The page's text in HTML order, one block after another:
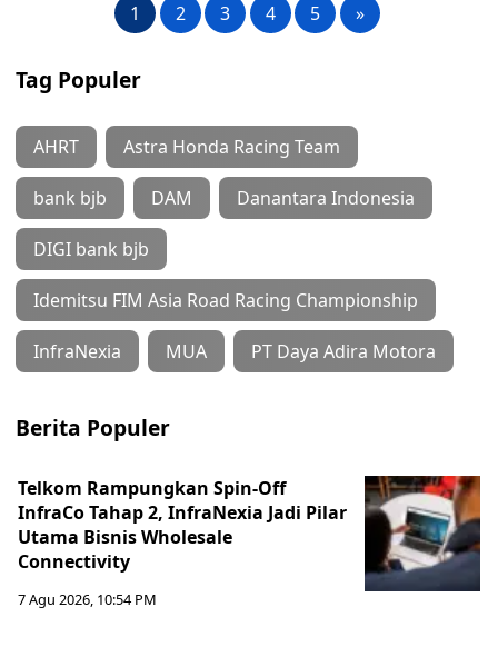
1 2 3 4 5 »
Tag Populer
AHRT Astra Honda Racing Team
bank bjb DAM Danantara Indonesia
DIGI bank bjb
Idemitsu FIM Asia Road Racing Championship
InfraNexia MUA PT Daya Adira Motora
Berita Populer
Telkom Rampungkan Spin-Off
InfraCo Tahap 2, InfraNexia Jadi Pilar
Utama Bisnis Wholesale
Connectivity
7 Agu 2026, 10:54 PM